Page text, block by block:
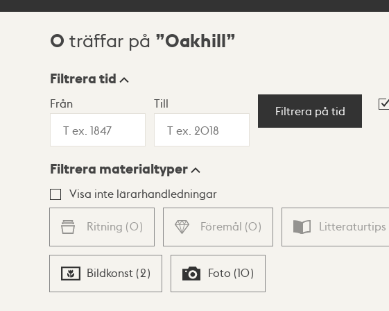
Sökresultat
0 träffar på Oakhill
Visningsläge
Lista Karta
Filtrera tid
Från Till
Filtrera på tid
Filtrera materialtyper
Visa inte lärarhandledningar
Ritning (0) Föremål (0) Litteraturtips
Bildkonst (2) Foto (10)